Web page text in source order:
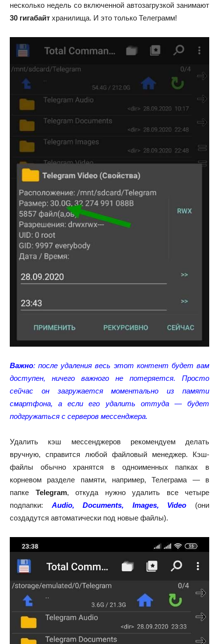
несколько недель со включенной автозагрузкой занимают
30 гигабайт хранилища. И это только Телеграмм!
Важно: после удаления весь этот контент будет вам
доступен, ничего важного не потеряется. Просто
сейчас он загружается моментально из памяти
смартфона, а если его удалить оттуда— будет
подгружаться с серверов мессенджера.
Удалить кэш мессенджеров рекомендуем делать
вручную, справится любой файловый менеджер. Кэш-
файлы обычно хранятся в одноименных папках в
корневом разделе памяти, например,Телеграма — в
папке Telegram, откуда нужно удалить все четыре
подпапки: Audio, Documents, Images, Video (они
создадутся автоматически под новые файлы).